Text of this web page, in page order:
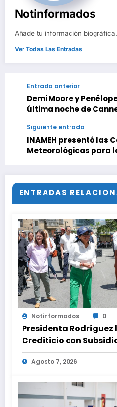
Notinformados
Añade tu información biográfica.
Ver Todas Las Entradas
Entrada anterior
Demi Moore y
última noche de
Siguiente entrada
INAMEH presentó las
Meteorológicas para
ENTRADAS
Notinformados 0
Presidenta Rodríguez
Crediticio con
encuentro con Juntas
Agosto 7, 2026